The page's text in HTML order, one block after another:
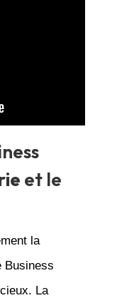
et le
la
Business
La